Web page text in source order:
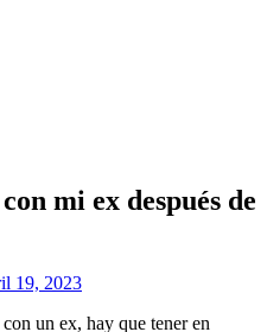
mi ex después de
19, 2023
un ex, hay que tener en